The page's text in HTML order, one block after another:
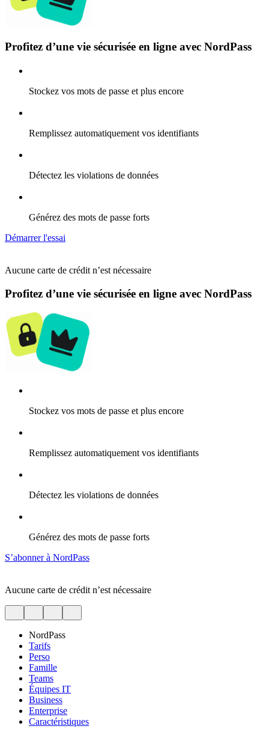
Profitez d’une vie sécurisée en ligne avec NordPass
Stockez vos mots de passe et plus encore
Remplissez automatiquement vos identifiants
Détectez les violations de données
Générez des mots de passe forts
Démarrer l'essai
Aucune carte de crédit n’est nécessaire
Profitez d’une vie sécurisée en ligne avec NordPass
Stockez vos mots de passe et plus encore
Remplissez automatiquement vos identifiants
Détectez les violations de données
Générez des mots de passe forts
S’abonner à NordPass
Aucune carte de crédit n’est nécessaire
NordPass
Tarifs
Perso
Famille
Teams
Équipes IT
Business
Enterprise
Caractéristiques